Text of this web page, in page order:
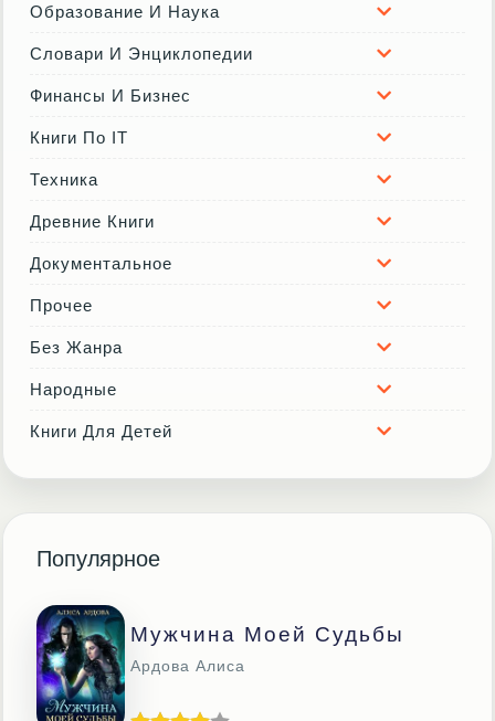
Образование И Наука
Словари И Энциклопедии
Финансы И Бизнес
Книги По IT
Техника
Древние Книги
Документальное
Прочее
Без Жанра
Народные
Книги Для Детей
Популярное
Мужчина Моей Судьбы
Ардова Алиса